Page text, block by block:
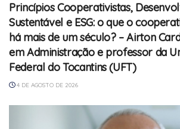
Princípios Cooperativistas,
Sustentável e ESG: o que o
há mais de um século? – Airton
em Administração e professor da
Federal do Tocantins (UFT)
4 DE AGOSTO DE 2026